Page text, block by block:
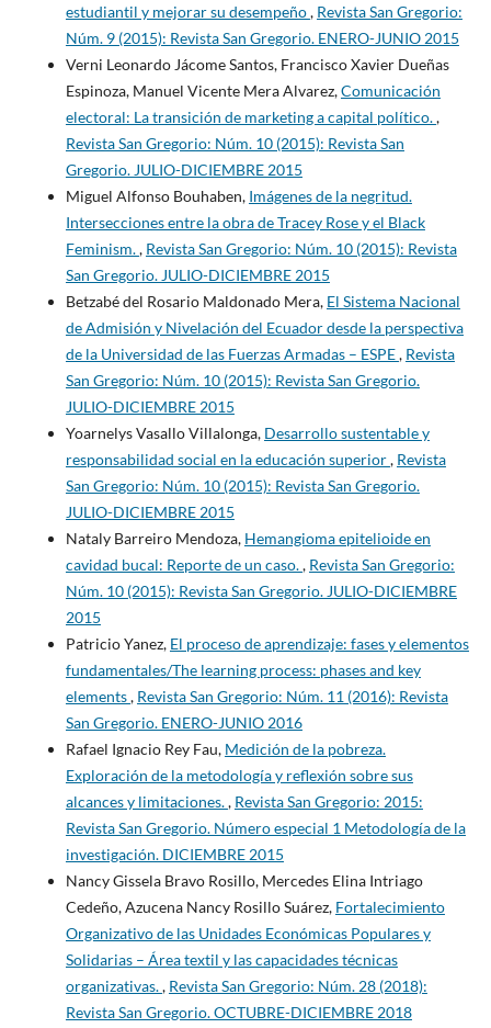
estudiantil y mejorar su desempeño, Revista San Gregorio:
Núm. 9 (2015): Revista San Gregorio. ENERO-JUNIO 2015
Verni Leonardo Jácome Santos, Francisco Xavier Dueñas
Espinoza, Manuel Vicente Mera Alvarez,Comunicación
electoral: La transición de marketing a capital político.,
Revista San Gregorio: Núm. 10 (2015): Revista San
Gregorio. JULIO-DICIEMBRE 2015
Miguel Alfonso Bouhaben, Imágenes de la negritud.
Intersecciones entre la obra de Tracey Rose y el Black
Feminism., Revista San Gregorio: Núm. 10 (2015): Revista
San Gregorio. JULIO-DICIEMBRE 2015
Betzabé del Rosario Maldonado Mera, El Sistema Nacional
de Admisión y Nivelación del Ecuador desde la perspectiva
de la Universidad de las Fuerzas Armadas – ESPE, Revista
San Gregorio: Núm. 10 (2015): Revista San Gregorio.
JULIO-DICIEMBRE 2015
Yoarnelys Vasallo Villalonga, Desarrollo sustentable y
responsabilidad social en la educación superior, Revista
San Gregorio: Núm. 10 (2015): Revista San Gregorio.
JULIO-DICIEMBRE 2015
Nataly Barreiro Mendoza, Hemangioma epitelioide en
cavidad bucal: Reporte de un caso., Revista San Gregorio:
Núm. 10 (2015): Revista San Gregorio. JULIO-DICIEMBRE
2015
Patricio Yanez, El proceso de aprendizaje: fases y elementos
fundamentales/The learning process: phases and key
elements, Revista San Gregorio: Núm. 11 (2016): Revista
San Gregorio. ENERO-JUNIO 2016
Rafael Ignacio Rey Fau, Medición de la pobreza.
Exploración de la metodología y reflexión sobre sus
alcances y limitaciones., Revista San Gregorio: 2015:
Revista San Gregorio. Número especial 1 Metodología de la
investigación. DICIEMBRE 2015
Nancy Gissela Bravo Rosillo, Mercedes Elina Intriago
Cedeño, Azucena Nancy Rosillo Suárez, Fortalecimiento
Organizativo de las Unidades Económicas Populares y
Solidarias – Área textil y las capacidades técnicas
organizativas., Revista San Gregorio: Núm. 28 (2018):
Revista San Gregorio. OCTUBRE-DICIEMBRE 2018